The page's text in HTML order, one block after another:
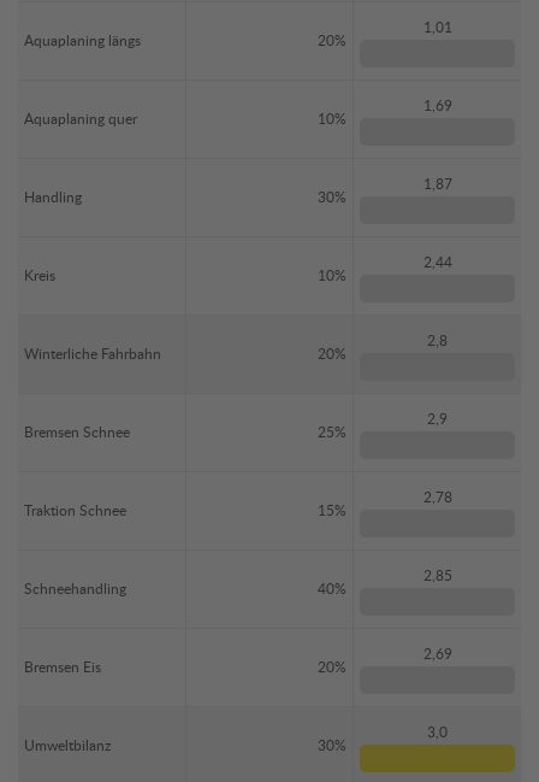
Aquaplaning längs 20%
1,01
Aquaplaning quer 10%
1,69
Handling 30%
1,87
Kreis 10%
2,44
Winterliche Fahrbahn 20%
2,8
Bremsen Schnee 25%
2,9
Traktion Schnee 15%
2,78
Schneehandling 40%
2,85
Bremsen Eis 20%
2,69
Umweltbilanz 30%
3,0